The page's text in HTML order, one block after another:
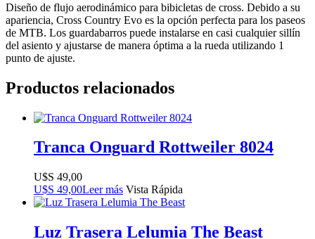
Diseño de flujo aerodinámico para bibicletas de cross. Debido a su
apariencia, Cross Country Evo es la opción perfecta para los paseos
de MTB. Los guardabarros puede instalarse en casi cualquier sillín
del asiento y ajustarse de manera óptima a la rueda utilizando 1
punto de ajuste.
Productos relacionados
Tranca Onguard Rottweiler 8024
$
49,00
$
49,00Leer más Vista Rápida
Luz Trasera Lelumia The Beast